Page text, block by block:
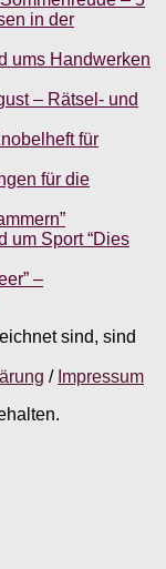
in der
ums Handwerken
– Rätsel- und
für
für die
um Sport “Dies
–
sind, sind
/ Impressum